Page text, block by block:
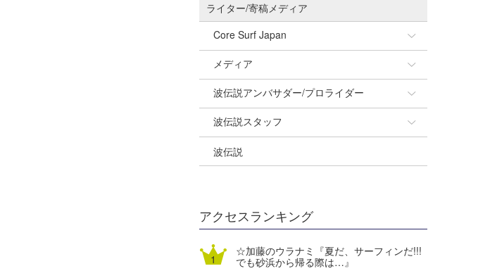
ライター/寄稿メディア
Core Surf Japan
Naoya Kimoto
mitsuteru Kamio
Yasunari Inoue
Yoshiyuki Obata
DELTA FORCE SURF
熊谷素子
メディア
SURFMEDIA
Colors MAGAZINE
WAVAL
波伝説アンバサダー/プロライダー
福島寿実子
中浦“JET”章
進士剛光
植村未来
波伝説スタッフ
☆加藤
Aichan
ECE
波伝説
アクセスランキング
☆加藤のウラナミ『夏だ、サーフィンだ!!!
でも砂浜から帰る際は…』